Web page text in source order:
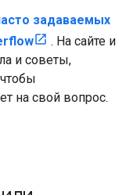
задаваемых
. На сайте и
и советы,
на свой вопрос.